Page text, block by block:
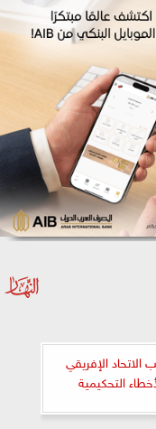
الاتحاد الإفريقي
التحكيمية